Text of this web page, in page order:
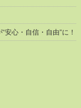
安心・自信・自由”に！